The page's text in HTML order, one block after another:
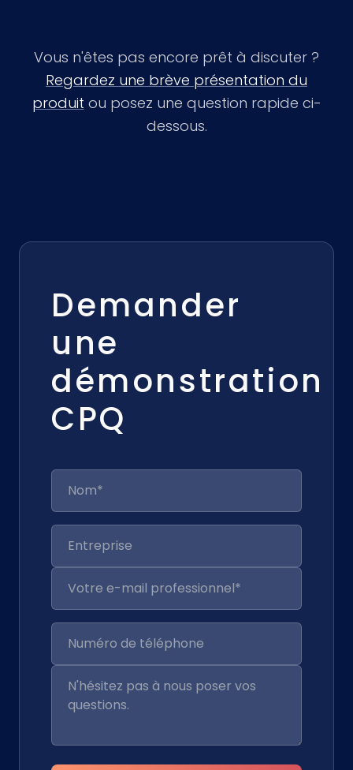
Vous n'êtes pas encore prêt à discuter ?
Regardez une brève présentation du
produit ou posez une question rapide ci-
dessous.
Demander
une
démonstration
CPQ